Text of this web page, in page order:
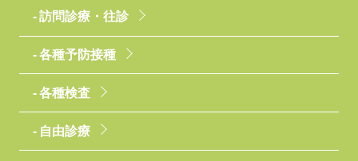
訪問診療・往診
各種予防接種
各種検査
自由診療